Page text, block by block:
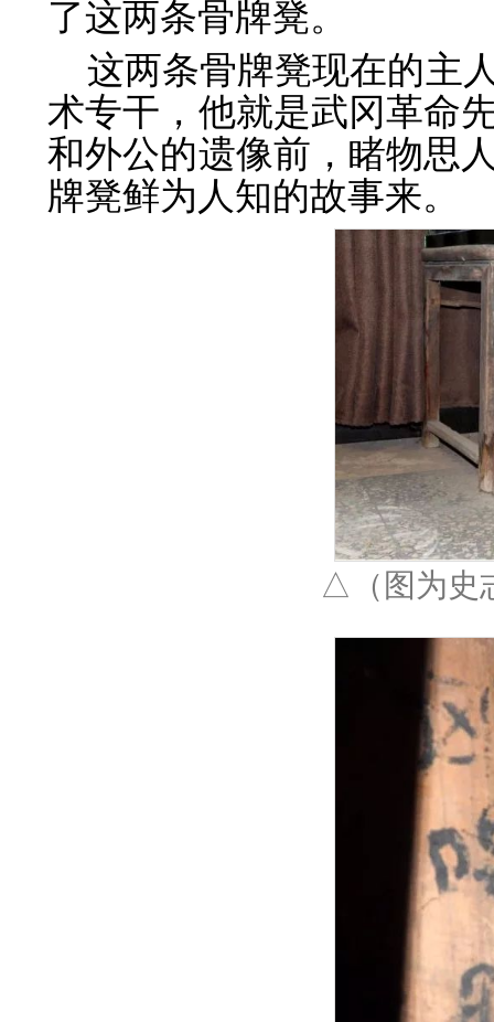
了这两条骨牌凳。
这两条骨牌凳现在的主
术专干，他就是武冈革命
和外公的遗像前，睹物思
牌凳鲜为人知的故事来。
△（图为史